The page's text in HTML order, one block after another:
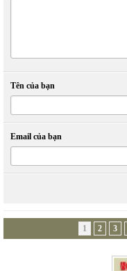
Tên của bạn
Email của bạn
1 2 3